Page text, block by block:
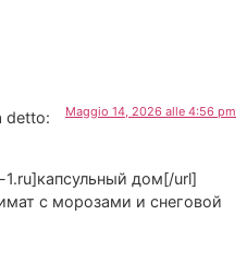
detto: Maggio 14, 2026 alle 4:56 pm
дом[/url]
с морозами и снеговой